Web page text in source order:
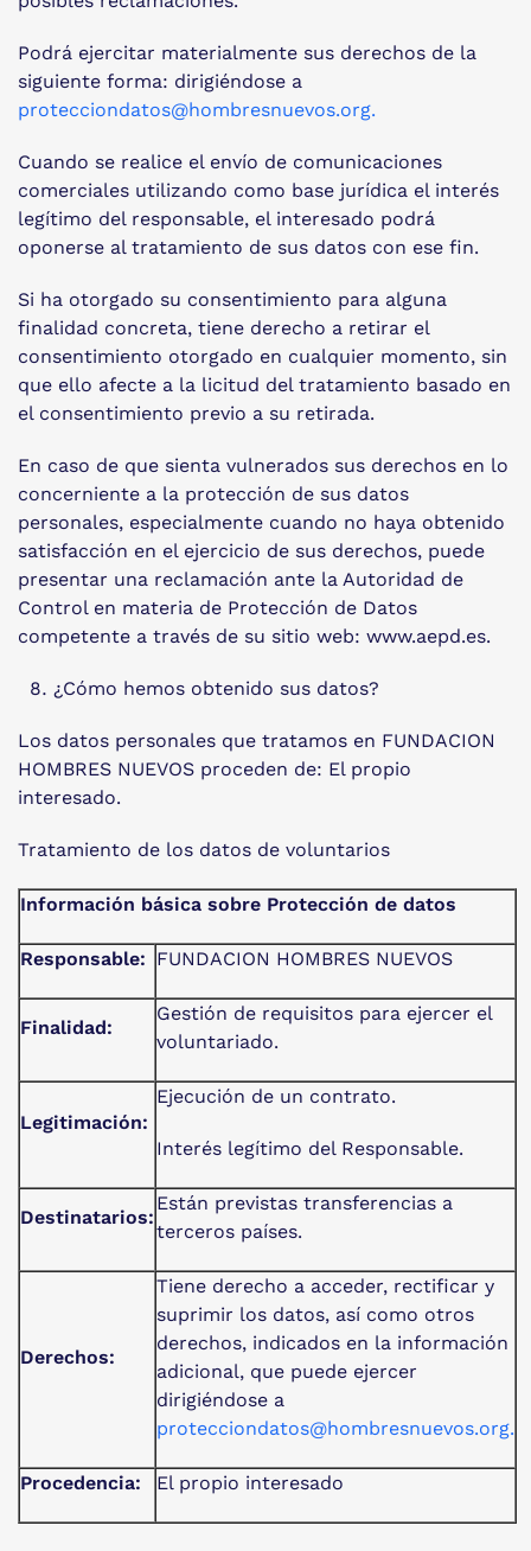
Podrá ejercitar materialmente sus derechos de la
siguiente forma: dirigiéndose a
protecciondatos@hombresnuevos.org.
Cuando se realice el envío de comunicaciones
comerciales utilizando como base jurídica el interés
legítimo del responsable, el interesado podrá
oponerse al tratamiento de sus datos con ese fin.
Si ha otorgado su consentimiento para alguna
finalidad concreta, tiene derecho a retirar el
consentimiento otorgado en cualquier momento, sin
que ello afecte a la licitud del tratamiento basado en
el consentimiento previo a su retirada.
En caso de que sienta vulnerados sus derechos en lo
concerniente a la protección de sus datos
personales, especialmente cuando no haya obtenido
satisfacción en el ejercicio de sus derechos, puede
presentar una reclamación ante la Autoridad de
Control en materia de Protección de Datos
competente a través de su sitio web: www.aepd.es.
¿Cómo hemos obtenido sus datos?
Los datos personales que tratamos en FUNDACION
HOMBRES NUEVOS proceden de: El propio
interesado.
Tratamiento de los datos de voluntarios
Información básica sobre Protección de datos
Responsable: FUNDACION HOMBRES NUEVOS
Finalidad:
Gestión de requisitos para ejercer el
voluntariado.
Legitimación:
Ejecución de un contrato.
Interés legítimo del Responsable.
Destinatarios:
Están previstas transferencias a
terceros países.
Derechos:
Tiene derecho a acceder, rectificar y
suprimir los datos, así como otros
derechos, indicados en la información
adicional, que puede ejercer
dirigiéndose a
protecciondatos@hombresnuevos.org.
Procedencia: El propio interesado